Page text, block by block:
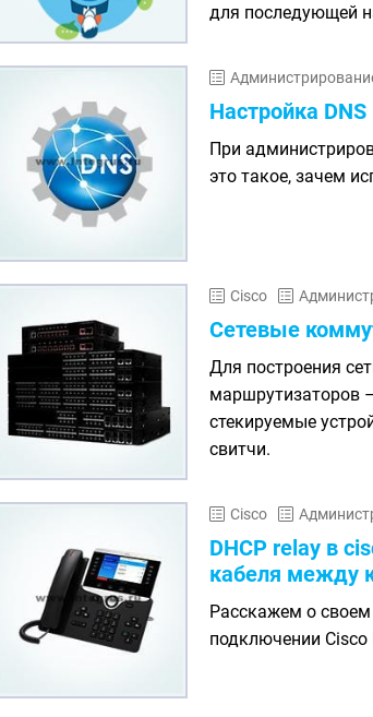
для последующей
Настройка DNS
При
это такое, зачем
Cisco
Сетевые
Для построения
маршрутизаторов
стекируемые
свитчи.
Cisco
DHCP relay в
кабеля между
Расскажем о своем
подключении